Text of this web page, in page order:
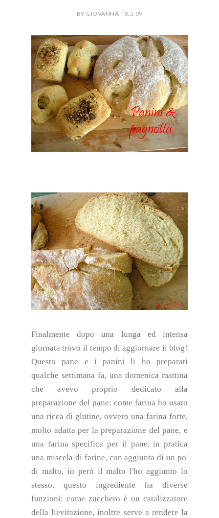
BY GIOVANNA - 3.5.09
Finalmente dopo una lunga ed intensa
giornata trovo il tempo di aggiornare il blog!
Questo pane e i panini li ho preparati
qualche settimana fa, una domenica mattina
che avevo proprio dedicato alla
preparazione del pane; come farina ho usato
una ricca di glutine, ovvero una farina forte,
molto adatta per la preparazione del pane, e
una farina specifica per il pane, in pratica
una miscela di farine, con aggiunta di un po'
di malto, io però il malto l'ho aggiunto lo
stesso, questo ingrediente ha diverse
funzioni: come zucchero è un catalizzatore
della lievitazione, inoltre serve a rendere la